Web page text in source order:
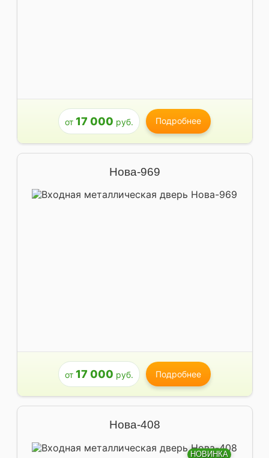
от 17 000 руб. Подробнее
Нова-969
от 17 000 руб. Подробнее
Нова-408
НОВИНКА